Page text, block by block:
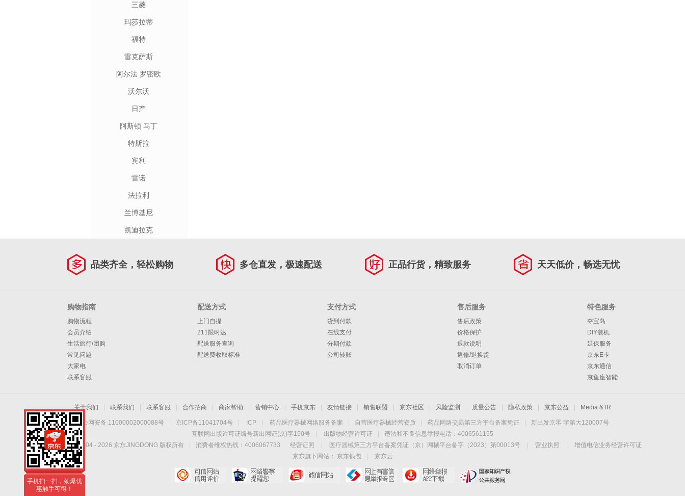
三菱
玛莎拉蒂
福特
雷克萨斯
阿尔法 罗密欧
沃尔沃
日产
阿斯顿 马丁
特斯拉
宾利
雷诺
法拉利
兰博基尼
凯迪拉克
品类齐全，轻松购物 多仓直发，极速配送 正品行货，精致服务 天天低价，畅选无忧
购物指南
购物流程
会员介绍
生活旅行/团购
常见问题
大家电
联系客服
配送方式
上门自提
211限时达
配送服务查询
配送费收取标准
支付方式
货到付款
在线支付
分期付款
公司转账
售后服务
售后政策
价格保护
退款说明
返修/退换货
取消订单
特色服务
夺宝岛
DIY装机
延保服务
京东E卡
京东通信
京鱼座智能
关于我们 联系我们 联系客服 合作招商 商家帮助 营销中心 手机京东 友情链接 销售联盟 京东社区 风险监测 质量公告 隐私政策 京东公益 Media & IR
京公网安备 11000002000088号 京ICP备11041704号 ICP 药品医疗器械网络服务备案 自营医疗器械经营资质 药品网络交易第三方平台备案凭证
新出发京零 字第大120007号
互联网出版许可证编号新出网证(京)字150号
出版物经营许可证
违法和不良信息举报电话：4006561155
Copyright © 2004 - 2026 京东JINGDONG 版权所有 消费者维权热线：4006067733 经营证照 医疗器械第三方平台备案凭证（京）网械平台备字（2023）第00013号 营业执照
增值电信业务经营许可证
京东旗下网站：
京东钱包
京东云
手机扫一扫，劲爆优
惠触手可得！
手机扫一扫，劲爆优
惠触手可得！